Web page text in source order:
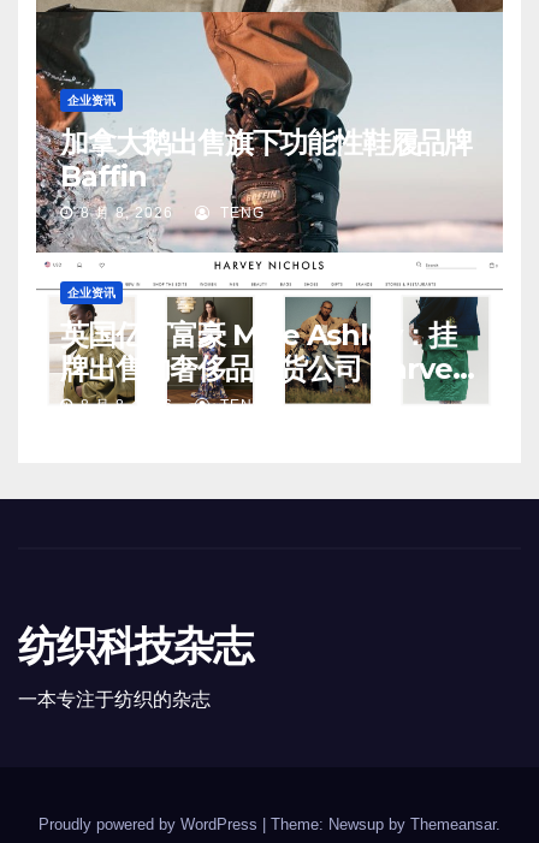
企业资讯
加拿大鹅出售旗下功能性鞋履品牌
Baffin
8 月 8, 2026 TENG
企业资讯
英国亿万富豪 Mike Ashley：挂
牌出售的奢侈品百货公司 Harvey
Nichols 正陷入“死亡螺旋”
8 月 8, 2026 TENG
纺织科技杂志
一本专注于纺织的杂志
Proudly powered by WordPress Theme: Newsup by Themeansar.